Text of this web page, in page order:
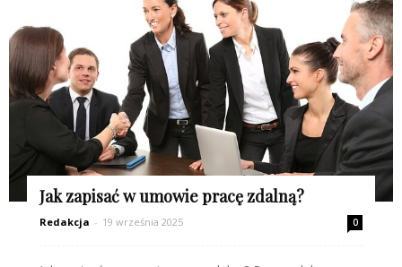
Jak zapisać w umowie pracę zdalną?
Redakcja - 19 września 2025 0